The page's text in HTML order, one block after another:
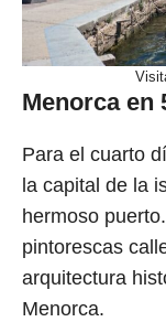
Menorca en
Para el cuarto
la capital de la
hermoso
pintorescas
arquitectura
Menorca.